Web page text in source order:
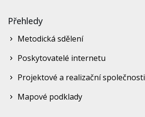
Přehledy
Metodická sdělení
Poskytovatelé internetu
Projektové a realizační společnosti
Mapové podklady